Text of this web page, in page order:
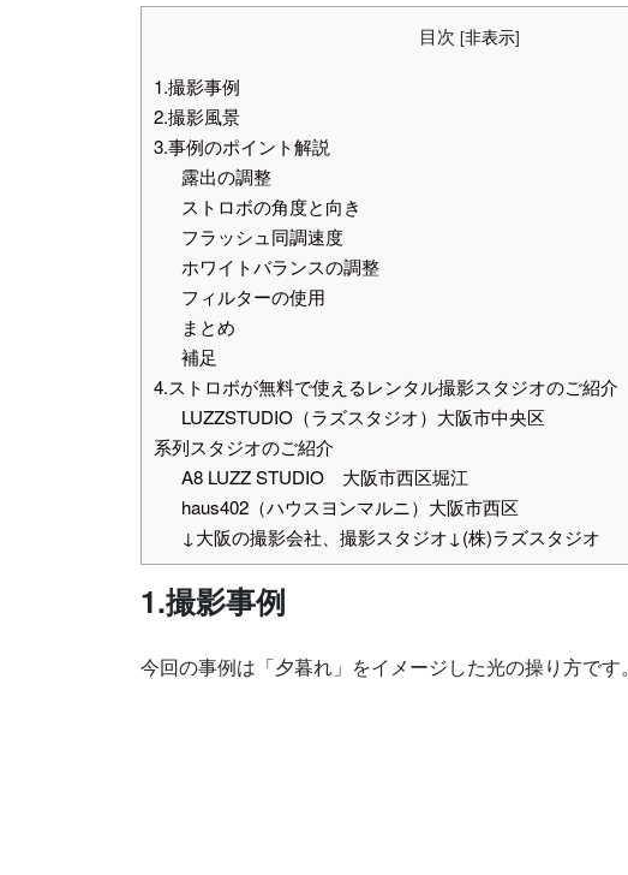
目次 [非表示]
1.撮影事例
2.撮影風景
3.事例のポイント解説
露出の調整
ストロボの角度と向き
フラッシュ同調速度
ホワイトバランスの調整
フィルターの使用
まとめ
補足
4.ストロボが無料で使えるレンタル撮影スタジオのご紹介
LUZZSTUDIO（ラズスタジオ）大阪市中央区
系列スタジオのご紹介
A8 LUZZ STUDIO 大阪市西区堀江
haus402（ハウスヨンマルニ）大阪市西区
↓大阪の撮影会社、撮影スタジオ↓(株)ラズスタジオ
1.撮影事例
今回の事例は「夕暮れ」をイメージした光の操り方です。